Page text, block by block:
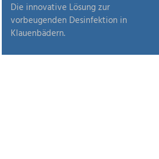
Die innovative Lösung zur
vorbeugenden Desinfektion in
Klauenbädern.